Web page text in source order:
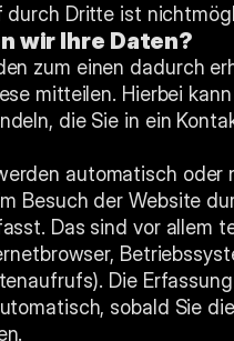
durch Dritte ist
wir Ihre Daten?
zum einen dadurch
mitteilen. Hierbei
die Sie in ein
automatisch oder
Besuch der Website
Das sind vor allem
Die
sobald Sie